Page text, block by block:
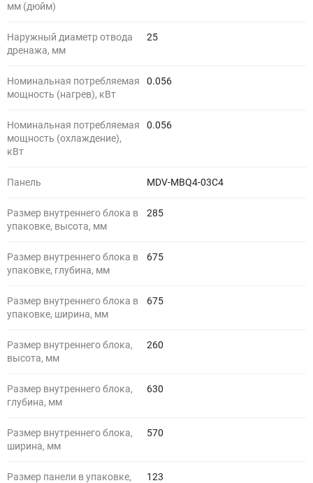
мм (дюйм)
Наружный диаметр отвода
дренажа, мм
25
Номинальная потребляемая
мощность (нагрев), кВт
0.056
Номинальная потребляемая
мощность (охлаждение),
кВт
0.056
Панель MDV-MBQ4-03C4
Размер внутреннего блока в
упаковке, высота, мм
285
Размер внутреннего блока в
упаковке, глубина, мм
675
Размер внутреннего блока в
упаковке, ширина, мм
675
Размер внутреннего блока,
высота, мм
260
Размер внутреннего блока,
глубина, мм
630
Размер внутреннего блока,
ширина, мм
570
Размер панели в упаковке,
123